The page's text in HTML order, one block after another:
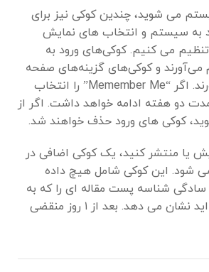
می شوید، چندین کوکی نیز برای
به سیستم و انتخاب های نمایش
می کنیم. کوکی‌های ورود به
می‌آورند و کوکی‌های گزینه‌های صفحه
یک سال دوام می‌آورند. اگر “Memember Me” را انتخاب
دو هفته ادامه خواهد داشت. اگر از
کوکی های ورود حذف خواهند شد.
یا منتشر کنید، یک کوکی اضافی در
شود. این کوکی شامل هیچ داده
شناسه پست مقاله ای را که به
تازگی ویرایش کرده اید نشان می دهد. بعد از ۱ روز منقضی